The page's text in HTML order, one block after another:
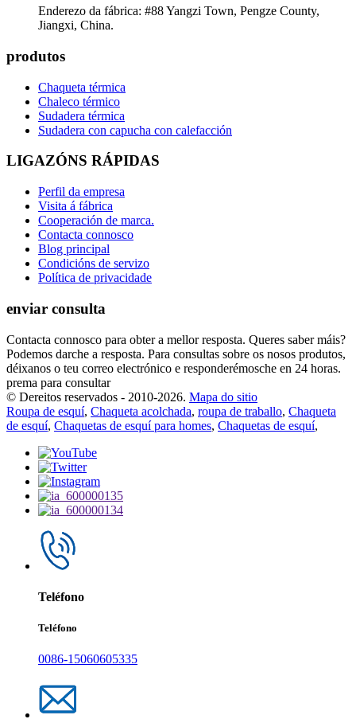
Enderezo da fábrica: #88 Yangzi Town, Pengze County,
Jiangxi, China.
produtos
Chaqueta térmica
Chaleco térmico
Sudadera térmica
Sudadera con capucha con calefacción
LIGAZÓNS RÁPIDAS
Perfil da empresa
Visita á fábrica
Cooperación de marca.
Contacta connosco
Blog principal
Condicións de servizo
Política de privacidade
enviar consulta
Contacta connosco para obter a mellor resposta. Queres saber máis?
Podemos darche a resposta. Para consultas sobre os nosos produtos,
déixanos o teu correo electrónico e responderémosche en 24 horas.
prema para consultar
© Dereitos reservados - 2010-2026. Mapa do sitio
Roupa de esquí, Chaqueta acolchada, roupa de traballo, Chaqueta
de esquí, Chaquetas de esquí para homes, Chaquetas de esquí,
Teléfono
Teléfono
0086-15060605335